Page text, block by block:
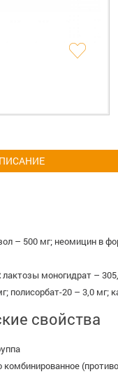
– 500 мг; неомицин в
лактозы моногидрат –
полисорбат-20 – 3,0 мг;
свойства